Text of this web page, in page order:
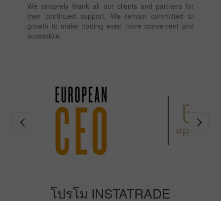
We sincerely thank all our clients and partners for
their continued support. We remain committed to
growth to make trading even more convenient and
accessible.
โปรโม INSTATRADE